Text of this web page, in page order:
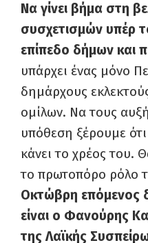
Να γίνει βήμα στη
συσχετισμών υπέρ
επίπεδο δήμων και
υπάρχει ένας μόνο
δημάρχους
ομίλων. Να τους
υπόθεση ξέρουμε
κάνει το χρέος του.
το πρωτοπόρο ρόλο
Οκτώβρη επόμενος
είναι ο Φανούρης
της Λαϊκής